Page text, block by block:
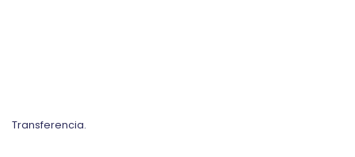
Transferencia.